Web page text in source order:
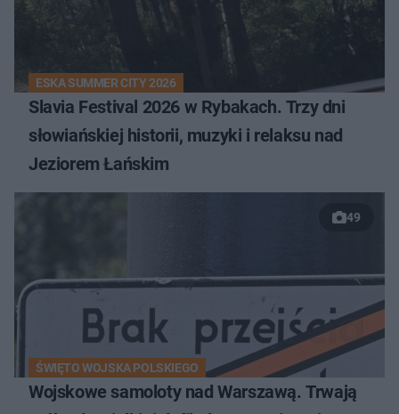
ESKA SUMMER CITY 2026
Slavia Festival 2026 w Rybakach. Trzy dni
słowiańskiej historii, muzyki i relaksu nad
Jeziorem Łańskim
49
ŚWIĘTO WOJSKA POLSKIEGO
Wojskowe samoloty nad Warszawą. Trwają